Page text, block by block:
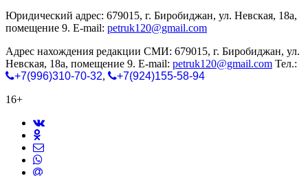
Юридический адрес: 679015, г. Биробиджан, ул. Невская, 18а,
помещение 9. E-mail: petruk120@gmail.com
Адрес нахождения редакции СМИ: 679015, г. Биробиджан, ул.
Невская, 18а, помещение 9. E-mail: petruk120@gmail.com Тел.:
+7(996)310-70-32,
+7(924)155-58-94
16+